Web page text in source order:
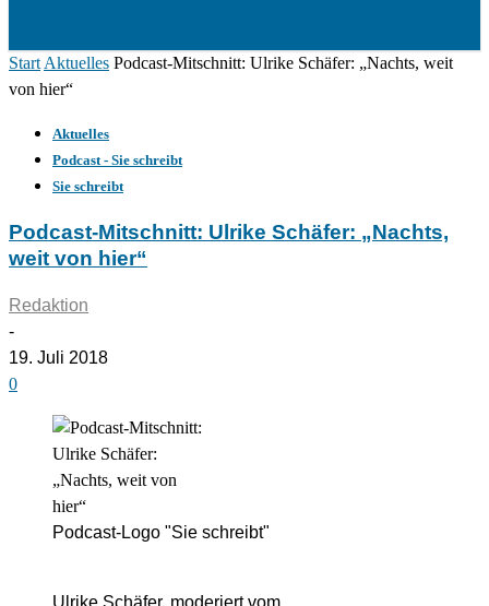
Start Aktuelles Podcast-Mitschnitt: Ulrike Schäfer: „Nachts, weit
von hier“
Aktuelles
Podcast - Sie schreibt
Sie schreibt
Podcast-Mitschnitt: Ulrike Schäfer: „Nachts,
weit von hier“
Redaktion
-
19. Juli 2018
0
Podcast-Logo "Sie schreibt"
Ulrike Schäfer, moderiert vom